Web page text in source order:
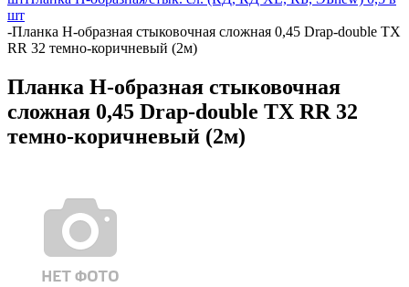
шт
-Планка Н-образная стыковочная сложная 0,45 Drap-double TX
RR 32 темно-коричневый (2м)
Планка Н-образная стыковочная
сложная 0,45 Drap-double TX RR 32
темно-коричневый (2м)